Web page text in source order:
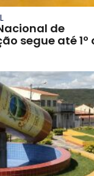
de
segue até 1º